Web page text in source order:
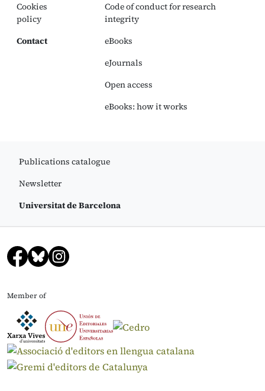
Cookies
policy
Contact
Code of conduct for research
integrity
eBooks
eJournals
Open access
eBooks: how it works
Publications catalogue
Newsletter
Universitat de Barcelona
Member of